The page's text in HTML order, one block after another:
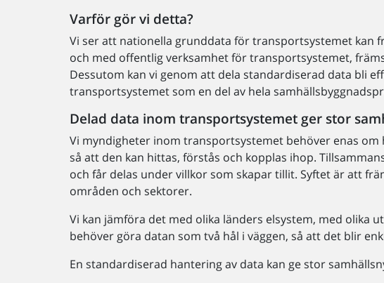
Varför gör vi detta?
Vi ser att nationella grunddata för transportsystemet kan
och med offentlig verksamhet för transportsystemet,
Dessutom kan vi genom att dela standardiserad data bli
transportsystemet som en del av hela
Delad data inom transportsystemet ger stor
Vi myndigheter inom transportsystemet behöver enas om
så att den kan hittas, förstås och kopplas ihop.
och får delas under villkor som skapar tillit. Syftet är att
områden och sektorer.
Vi kan jämföra det med olika länders elsystem, med olika
behöver göra datan som två hål i väggen, så att det blir
En standardiserad hantering av data kan ge stor